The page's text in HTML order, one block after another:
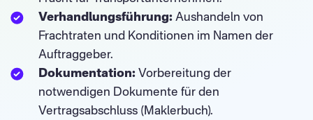
Verhandlungsführung: Aushandeln von
Frachtraten und Konditionen im Namen der
Auftraggeber.
Dokumentation: Vorbereitung der
notwendigen Dokumente für den
Vertragsabschluss (Maklerbuch).